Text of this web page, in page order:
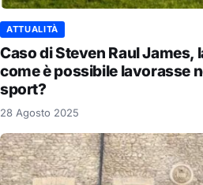
ATTUALITÀ
Caso di Steven Raul James,
come è possibile lavorasse
sport?
28 Agosto 2025